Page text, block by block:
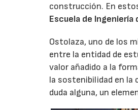
construcción. En
Escuela de Ingeniería
Ostolaza, uno de los
entre la entidad de
valor añadido a la
la sostenibilidad en la
duda alguna, un